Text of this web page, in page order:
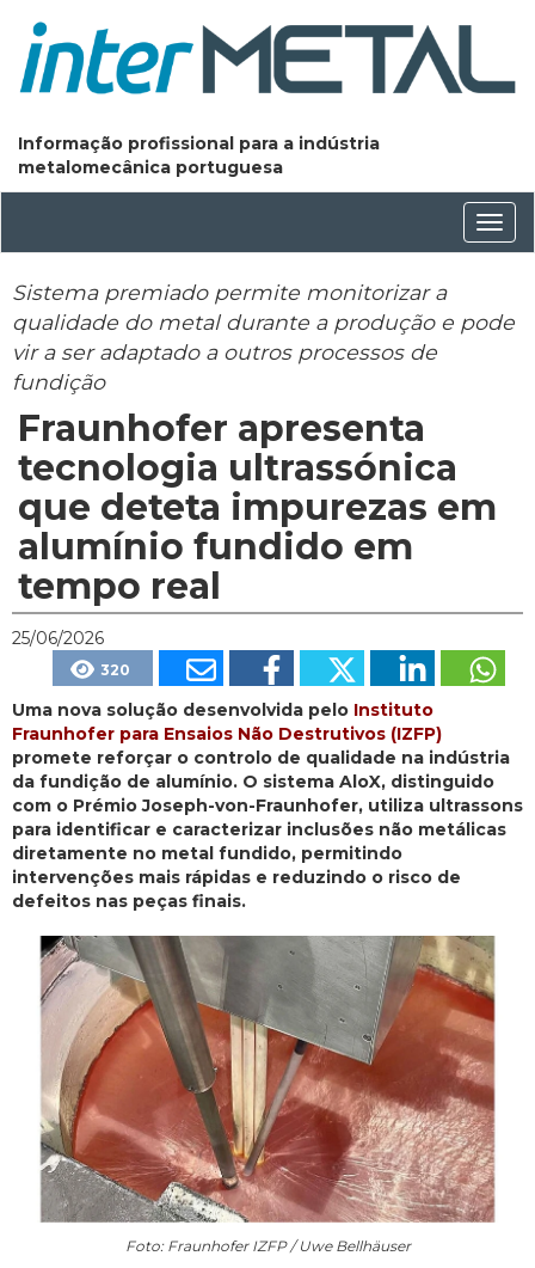
Informação profissional para a indústria
metalomecânica portuguesa
Sistema premiado permite monitorizar a
qualidade do metal durante a produção e pode
vir a ser adaptado a outros processos de
fundição
Fraunhofer apresenta
tecnologia ultrassónica
que deteta impurezas em
alumínio fundido em
tempo real
25/06/2026
320
Uma nova solução desenvolvida pelo Instituto
Fraunhofer para Ensaios Não Destrutivos (IZFP)
promete reforçar o controlo de qualidade na indústria
da fundição de alumínio. O sistema AloX, distinguido
com o Prémio Joseph-von-Fraunhofer, utiliza ultrassons
para identificar e caracterizar inclusões não metálicas
diretamente no metal fundido, permitindo
intervenções mais rápidas e reduzindo o risco de
defeitos nas peças finais.
Foto: Fraunhofer IZFP / Uwe Bellhäuser